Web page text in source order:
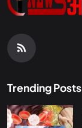
Trending Posts